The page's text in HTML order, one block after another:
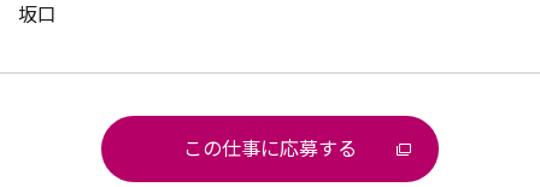
坂口
この仕事に応募する